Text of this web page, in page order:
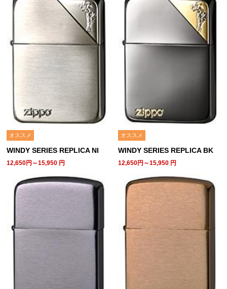
オススメ
WINDY SERIES REPLICA NI
12,650円～15,950 円
オススメ
WINDY SERIES REPLICA BK
12,650円～15,950 円